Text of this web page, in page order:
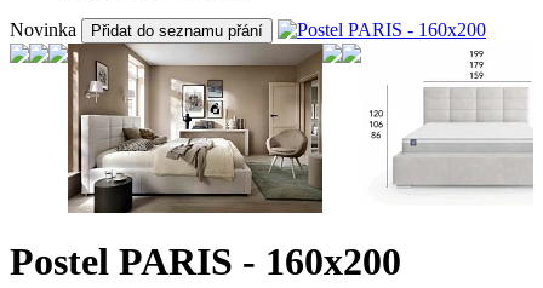
Novinka Přidat do seznamu přání
Postel PARIS - 160x200